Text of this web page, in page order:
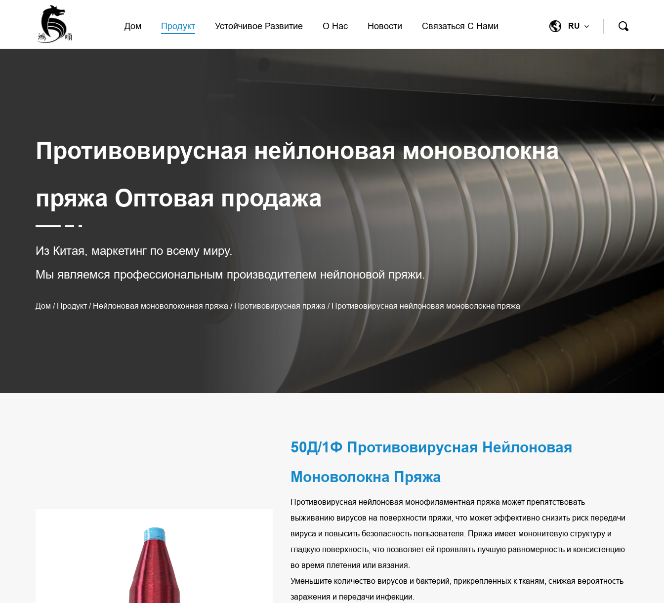
Дом Продукт Устойчивое Развитие О Нас Новости Связаться С Нами RU
Противовирусная нейлоновая моноволокна
пряжа Оптовая продажа
Из Китая, маркетинг по всему миру.
Мы являемся профессиональным производителем нейлоновой пряжи.
Дом / Продукт / Нейлоновая моноволоконная пряжа / Противовирусная пряжа / Противовирусная нейлоновая моноволокна пряжа
50Д/1Ф Противовирусная Нейлоновая
Моноволокна Пряжа
Противовирусная нейлоновая монофиламентная пряжа может препятствовать
выживанию вирусов на поверхности пряжи, что может эффективно снизить риск передачи
вируса и повысить безопасность пользователя. Пряжа имеет мононитевую структуру и
гладкую поверхность, что позволяет ей проявлять лучшую равномерность и консистенцию
во время плетения или вязания.
Уменьшите количество вирусов и бактерий, прикрепленных к тканям, снижая вероятность
заражения и передачи инфекции.